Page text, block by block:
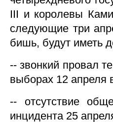
III и королевы
следующие три
бишь, будут иметь
-- звонкий провал
выборах 12 апреля
-- отсутствие
инцидента 25